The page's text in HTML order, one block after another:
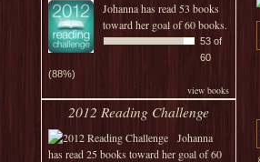
Johannahas read 53 books
toward her goal of 60 books.
53 of
60
(88%)
view books
2012 Reading Challenge
Johanna
has read 25 books toward her goal of 60